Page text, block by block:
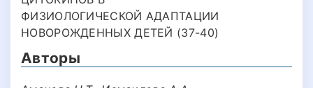
ФИЗИОЛОГИЧЕСКОЙ АДАПТАЦИИ
НОВОРОЖДЕННЫХ ДЕТЕЙ (37-40)
Авторы